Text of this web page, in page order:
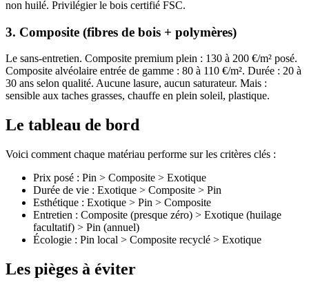
non huilé. Privilégier le bois certifié FSC.
3. Composite (fibres de bois + polymères)
Le sans-entretien. Composite premium plein : 130 à 200 €/m² posé.
Composite alvéolaire entrée de gamme : 80 à 110 €/m². Durée : 20 à
30 ans selon qualité. Aucune lasure, aucun saturateur. Mais :
sensible aux taches grasses, chauffe en plein soleil, plastique.
Le tableau de bord
Voici comment chaque matériau performe sur les critères clés :
Prix posé : Pin > Composite > Exotique
Durée de vie : Exotique > Composite > Pin
Esthétique : Exotique > Pin > Composite
Entretien : Composite (presque zéro) > Exotique (huilage
facultatif) > Pin (annuel)
Écologie : Pin local > Composite recyclé > Exotique
Les pièges à éviter